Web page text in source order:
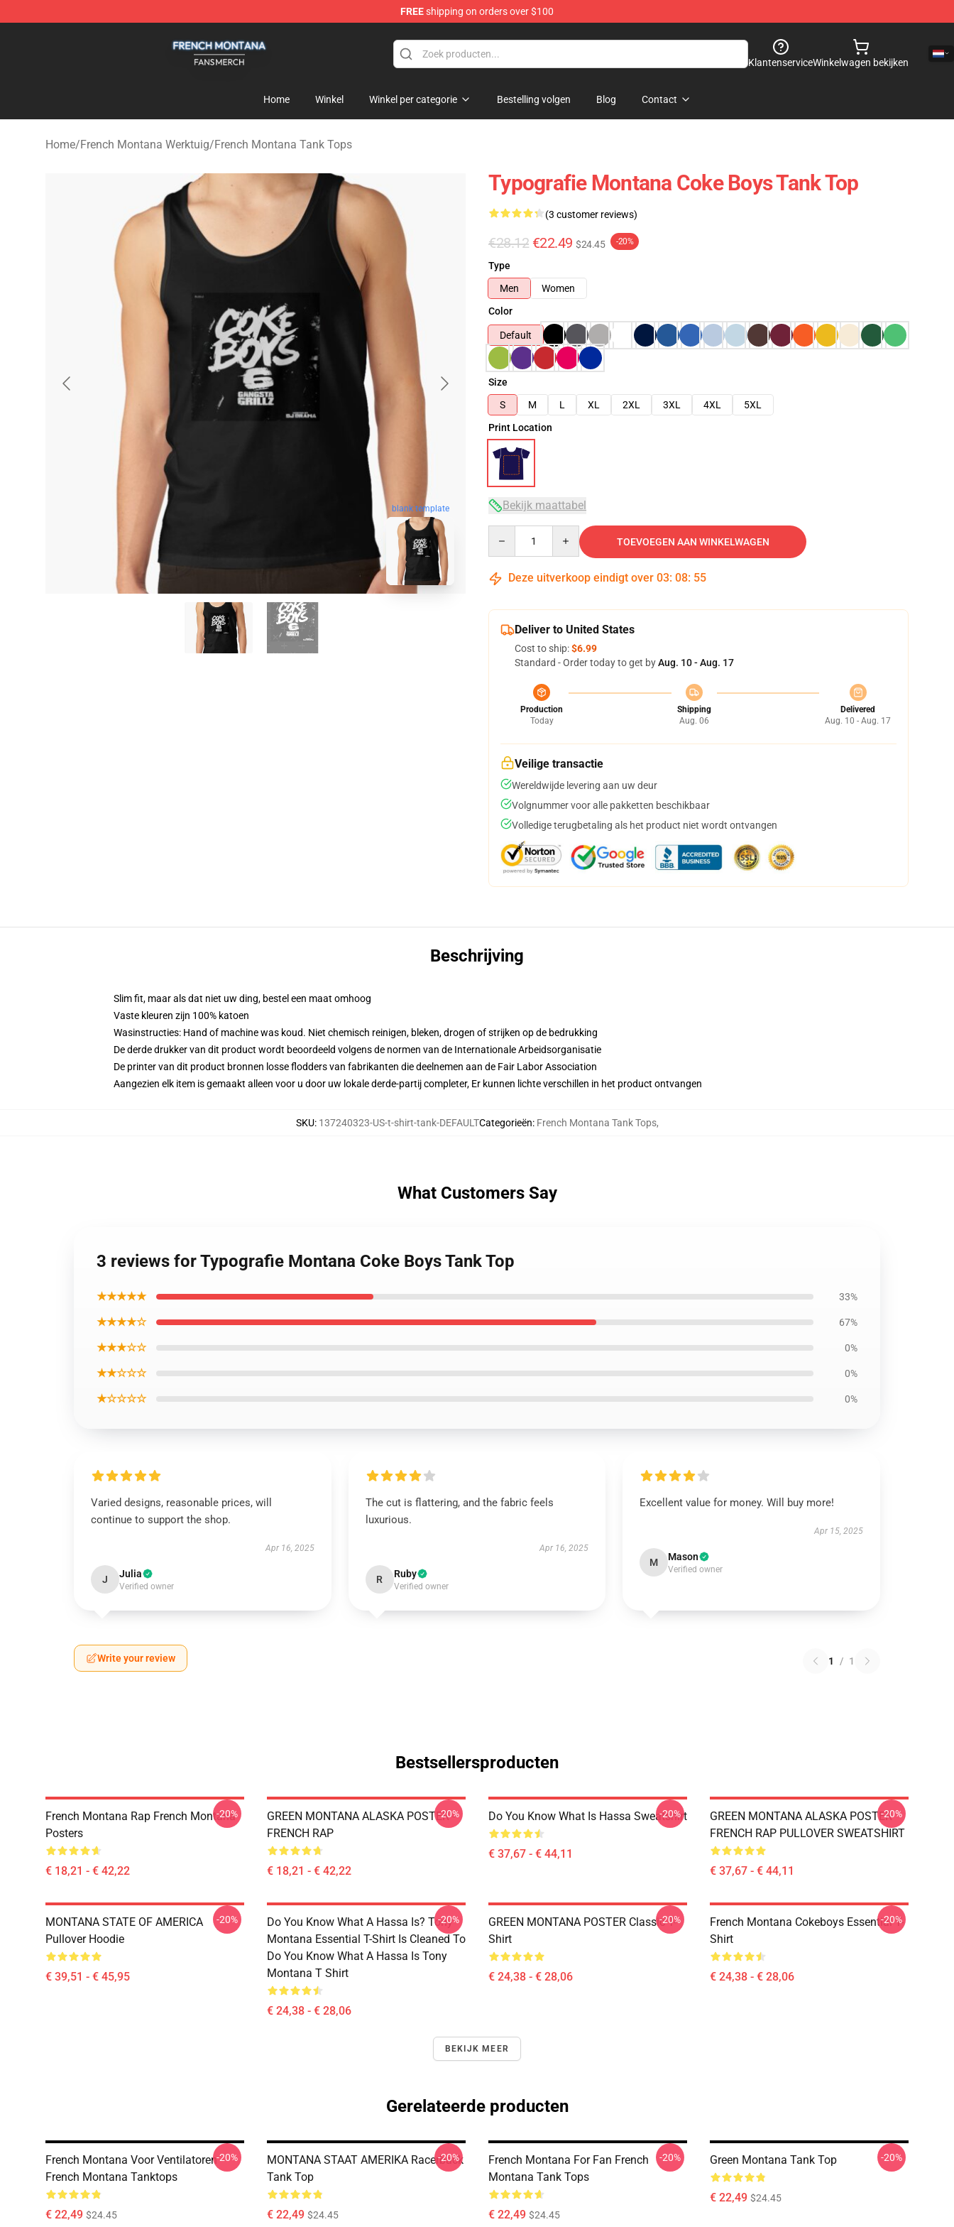
FREEshipping on orders over $100
KlantenserviceWinkelwagen bekijken
Home Winkel Winkel per categorie Bestelling volgen Blog Contact
Home/French Montana Werktuig/French Montana Tank Tops
blank template
Typografie Montana Coke Boys Tank Top
(3 customer reviews)
€28.12 €22.49 $24.45 -20%
Type
Men
Women
Color
Default
Size
S
M L XL 2XL 3XL 4XL
5XL
Print Location
Bekijk maattabel
TOEVOEGEN AAN WINKELWAGEN
Deze uitverkoop eindigt over 03: 08: 54
Deliver to United States
Cost to ship:$6.99
Standard - Order today to get byAug. 10 - Aug. 17
Production
Today
Shipping
Aug. 06
Delivered
Aug. 10 - Aug. 17
Veilige transactie
Wereldwijde levering aan uw deur
Volgnummer voor alle pakketten beschikbaar
Volledige terugbetaling als het product niet wordt ontvangen
Beschrijving
Slim fit, maar als dat niet uw ding, bestel een maat omhoog
Vaste kleuren zijn 100% katoen
Wasinstructies: Hand of machine was koud. Niet chemisch reinigen, bleken, drogen of strijken op de bedrukking
De derde drukker van dit product wordt beoordeeld volgens de normen van de Internationale Arbeidsorganisatie
De printer van dit product bronnen losse flodders van fabrikanten die deelnemen aan de Fair Labor Association
Aangezien elk item is gemaakt alleen voor u door uw lokale derde-partij completer, Er kunnen lichte verschillen in het product ontvangen
SKU: 137240323-US-t-shirt-tank-DEFAULTCategorieën: French Montana Tank Tops,
What Customers Say
3 reviews for Typografie Montana Coke Boys Tank Top
★★★★★ 33%
★★★★☆ 67%
★★★☆☆ 0%
★★☆☆☆ 0%
★☆☆☆☆ 0%
Varied designs, reasonable prices, will
continue to support the shop.
Apr 16, 2025
J Julia
Verified owner
The cut is flattering, and the fabric feels
luxurious.
Apr 16, 2025
R Ruby
Verified owner
Excellent value for money. Will buy more!
Apr 15, 2025
M Mason
Verified owner
Write your review 1 / 1
Bestsellersproducten
French Montana Rap French Montana
Posters
€ 18,21 - € 42,22
-20%
GREEN MONTANA ALASKA POSTER -
FRENCH RAP
€ 18,21 - € 42,22
-20% Do You Know What Is Hassa Sweatshirt
€ 37,67 - € 44,11
-20%
GREEN MONTANA ALASKA POSTER
FRENCH RAP PULLOVER SWEATSHIRT
€ 37,67 - € 44,11
-20%
MONTANA STATE OF AMERICA
Pullover Hoodie
€ 39,51 - € 45,95
-20%
Do You Know What A Hassa Is? Tony
Montana Essential T-Shirt Is Cleaned To
Do You Know What A Hassa Is Tony
Montana T Shirt
€ 24,38 - € 28,06
-20%
GREEN MONTANA POSTER Classic T-
Shirt
€ 24,38 - € 28,06
-20%
French Montana Cokeboys Essential T-
Shirt
€ 24,38 - € 28,06
-20%
BEKIJK MEER
Gerelateerde producten
French Montana Voor Ventilatoren
French Montana Tanktops
€ 22,49 $24.45
-20%
MONTANA STAAT AMERIKA Racerback
Tank Top
€ 22,49 $24.45
-20%
French Montana For Fan French
Montana Tank Tops
€ 22,49 $24.45
-20% Green Montana Tank Top
€ 22,49 $24.45
-20%